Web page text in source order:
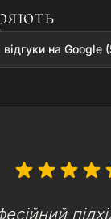
відгуки на Google